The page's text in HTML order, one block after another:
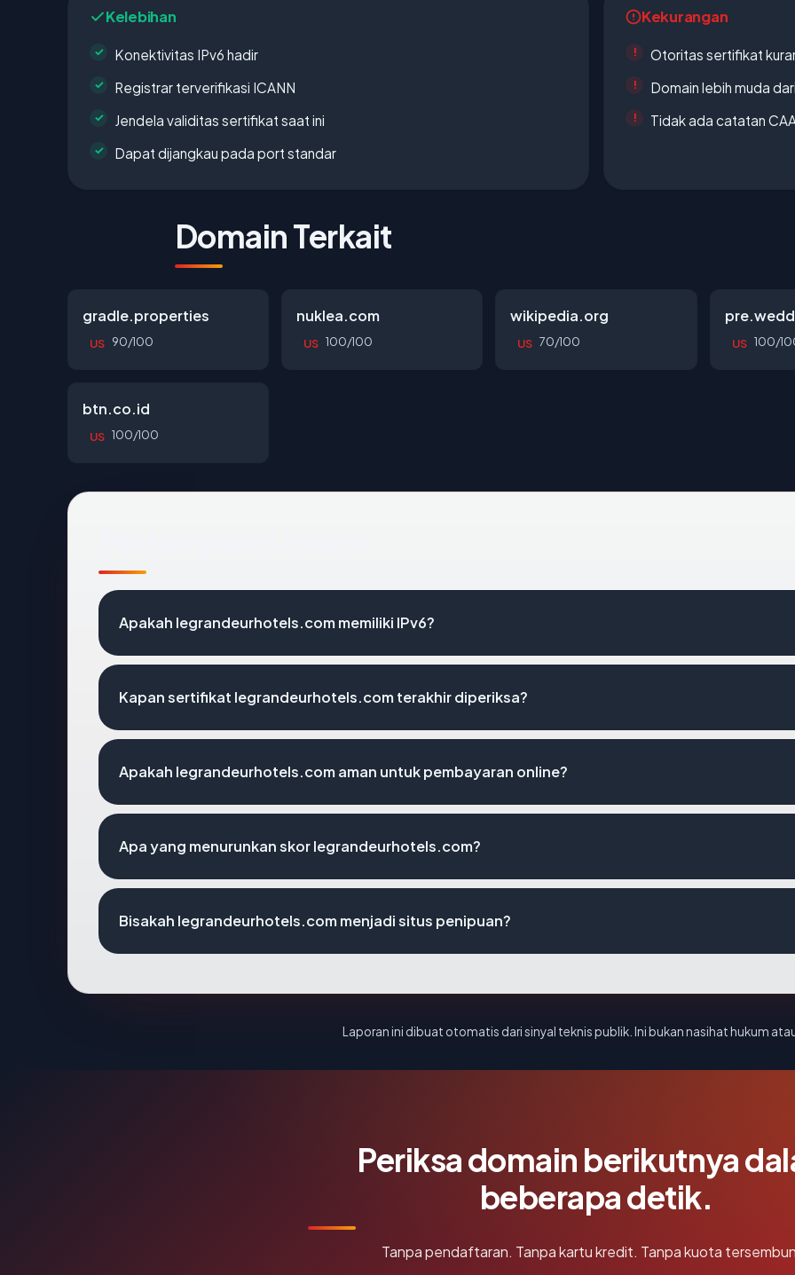
Kelebihan
Konektivitas IPv6 hadir
Registrar terverifikasi ICANN
Jendela validitas sertifikat saat ini
Dapat dijangkau pada port standar
Kekurangan
Otoritas sertifikat
Domain lebih muda
Tidak ada catatan CAA
Domain Terkait
gradle.properties
US 90/100
nuklea.com
US 100/100
wikipedia.org
US 70/100 US 100/
btn.co.id
US 100/100
Apakah legrandeurhotels.com memiliki IPv6?
Kapan sertifikat legrandeurhotels.com terakhir diperiksa?
Apakah legrandeurhotels.com aman untuk pembayaran online?
Apa yang menurunkan skor legrandeurhotels.com?
Bisakah legrandeurhotels.com menjadi situs penipuan?
Laporan ini dibuat otomatis dari sinyal teknis publik. Ini bukan nasihat hukum
Periksa domain berikutnya
beberapa detik.
Tanpa pendaftaran. Tanpa kartu kredit. Tanpa kuota